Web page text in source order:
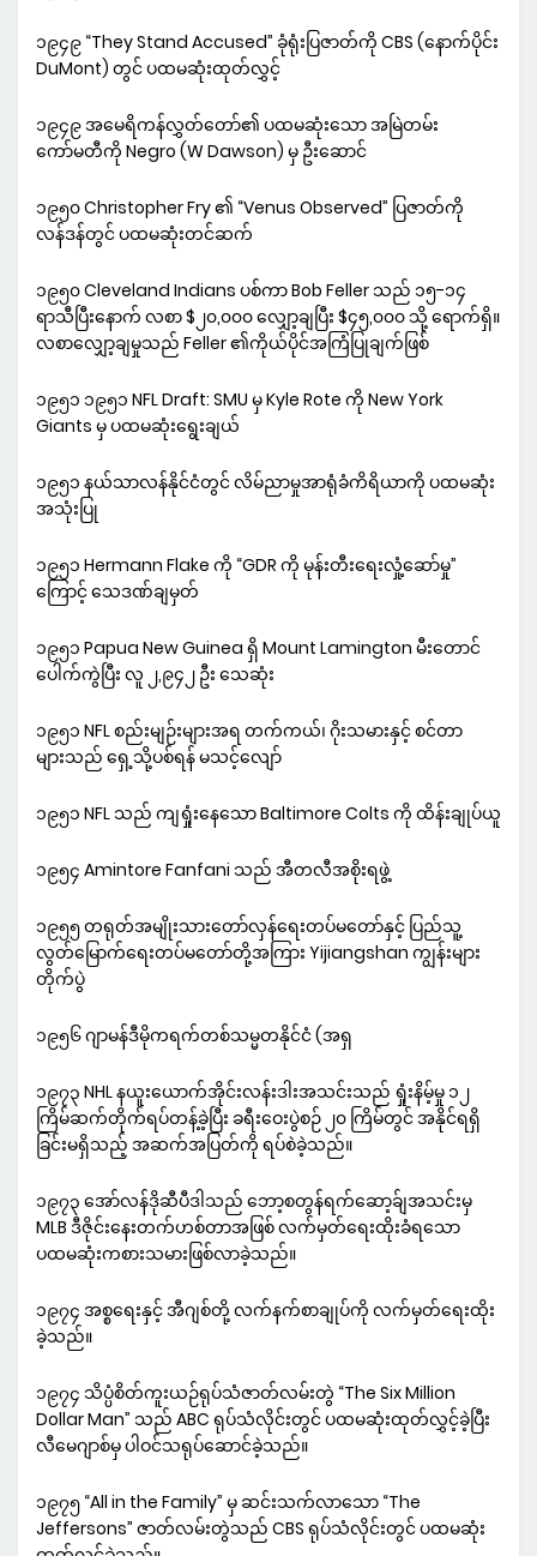
၁၉၄၉ “They Stand Accused” ခုံရုံးပြဇာတ်ကို CBS (နောက်ပိုင်း
DuMont) တွင် ပထမဆုံးထုတ်လွှင့်
၁၉၄၉ အမေရိကန်လွှတ်တော်၏ ပထမဆုံးသော အမြဲတမ်း
ကော်မတီကို Negro (W Dawson) မှ ဦးဆောင်
၁၉၅၀ Christopher Fry ၏ “Venus Observed” ပြဇာတ်ကို
လန်ဒန်တွင် ပထမဆုံးတင်ဆက်
၁၉၅၀ Cleveland Indians ပစ်ကာ Bob Feller သည် ၁၅-၁၄
ရာသီပြီးနောက် လစာ $၂၀,၀၀၀ လျှော့ချပြီး $၄၅,၀၀၀ သို့ ရောက်ရှိ။
လစာလျှော့ချမှုသည် Feller ၏ကိုယ်ပိုင်အကြံပြုချက်ဖြစ်
၁၉၅၁ ၁၉၅၁ NFL Draft: SMU မှ Kyle Rote ကို New York
Giants မှ ပထမဆုံးရွေးချယ်
၁၉၅၁ နယ်သာလန်နိုင်ငံတွင် လိမ်ညာမှုအာရုံခံကိရိယာကို ပထမဆုံး
အသုံးပြု
၁၉၅၁ Hermann Flake ကို “GDR ကို မုန်းတီးရေးလှုံ့ဆော်မှု”
ကြောင့် သေဒဏ်ချမှတ်
၁၉၅၁ Papua New Guinea ရှိ Mount Lamington မီးတောင်
ပေါက်ကွဲပြီး လူ ၂,၉၄၂ ဦး သေဆုံး
၁၉၅၁ NFL စည်းမျဉ်းများအရ တက်ကယ်၊ ဂိုးသမားနှင့် စင်တာ
များသည် ရှေ့သို့ပစ်ရန် မသင့်လျော်
၁၉၅၁ NFL သည် ကျရှုံးနေသော Baltimore Colts ကို ထိန်းချုပ်ယူ
၁၉၅၄ Amintore Fanfani သည် အီတလီအစိုးရဖွဲ့
၁၉၅၅ တရုတ်အမျိုးသားတော်လှန်ရေးတပ်မတော်နှင့် ပြည်သူ့
လွတ်မြောက်ရေးတပ်မတော်တို့အကြား Yijiangshan ကျွန်းများ
တိုက်ပွဲ
၁၉၅၆ ဂျာမန်ဒီမိုကရက်တစ်သမ္မတနိုင်ငံ (အရှ
၁၉၇၃ NHL နယူးယောက်အိုင်းလန်းဒါးအသင်းသည် ရှုံးနိမ့်မှု ၁၂
ကြိမ်ဆက်တိုက်ရပ်တန့်ခဲ့ပြီး ခရီးဝေးပွဲစဉ် ၂၀ ကြိမ်တွင် အနိုင်ရရှိ
ခြင်းမရှိသည့် အဆက်အပြတ်ကို ရပ်စဲခဲ့သည်။
၁၉၇၃ အော်လန်ဒိုဆီပီဒါသည် ဘော့စတွန်ရက်ဆော့ခ်ျအသင်းမှ
MLB ဒီဇိုင်းနေးတက်ဟစ်တာအဖြစ် လက်မှတ်ရေးထိုးခံရသော
ပထမဆုံးကစားသမားဖြစ်လာခဲ့သည်။
၁၉၇၄ အစ္စရေးနှင့် အီဂျစ်တို့ လက်နက်စာချုပ်ကို လက်မှတ်ရေးထိုး
ခဲ့သည်။
၁၉၇၄ သိပ္ပံစိတ်ကူးယဉ်ရုပ်သံဇာတ်လမ်းတွဲ “The Six Million
Dollar Man” သည် ABC ရုပ်သံလိုင်းတွင် ပထမဆုံးထုတ်လွှင့်ခဲ့ပြီး
လီမေဂျာစ်မှ ပါဝင်သရုပ်ဆောင်ခဲ့သည်။
၁၉၇၅ “All in the Family” မှ ဆင်းသက်လာသော “The
Jeffersons” ဇာတ်လမ်းတွဲသည် CBS ရုပ်သံလိုင်းတွင် ပထမဆုံး